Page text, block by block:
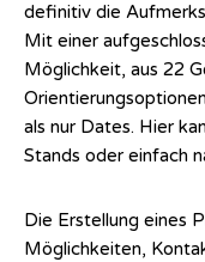
definitiv die
Mit einer
Möglichkeit, aus 22
als nur Dates. Hier
Stands oder einfach
Die Erstellung eines
Möglichkeiten,